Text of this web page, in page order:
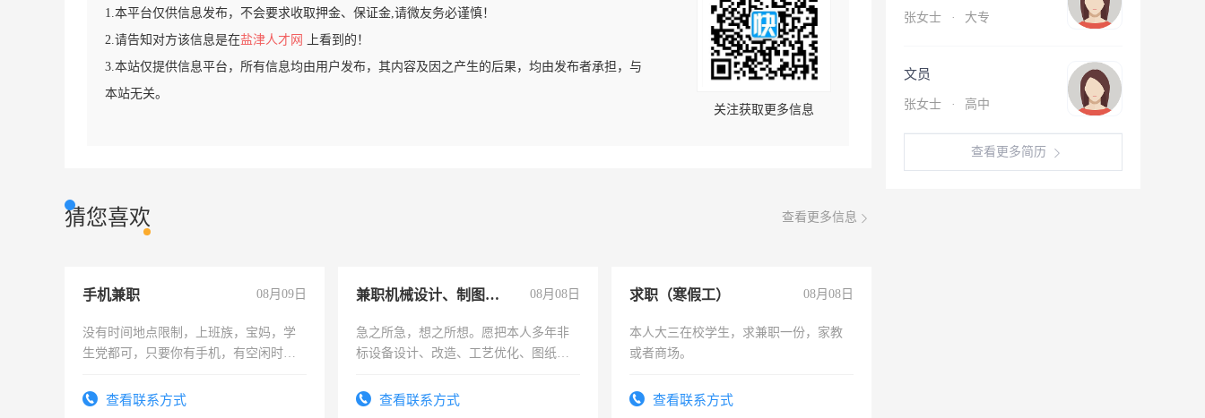
1.本平台仅供信息发布，不会要求收取押金、保证金,请微友务必谨慎！
2.请告知对方该信息是在盐津人才网
上看到的！
3.本站仅提供信息平台，所有信息均由用户发布，其内容及因之产生的后果，均由发布者承担，与
本站无关。
关注获取更多信息
猜您喜欢 查看更多信息
手机兼职 08月09日
没有时间地点限制，上班族，宝妈，学
生党都可，只要你有手机，有空闲时
勤快的四五十，每天挣零花钱没问题！
查看联系方式
兼职机械设计、制图、设备改造 08月08日
急之所急，想之所想。愿把本人多年非
标设备设计、改造、工艺优化、图纸制
结识有识之士，共享未来。
查看联系方式
求职（寒假工） 08月08日
本人大三在校学生，求兼职一份，家教
或者商场。
查看联系方式
张女士 · 大专
文员
张女士 · 高中
查看更多简历